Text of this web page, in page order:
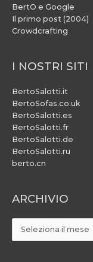
BertO e Google
Il primo post (2004)
Crowdcrafting
I NOSTRI SITI
BertoSalotti.it
BertoSofas.co.uk
BertoSalotti.es
BertoSalotti.fr
BertoSalotti.de
BertoSalotti.ru
berto.cn
ARCHIVIO
ARCHIVIO